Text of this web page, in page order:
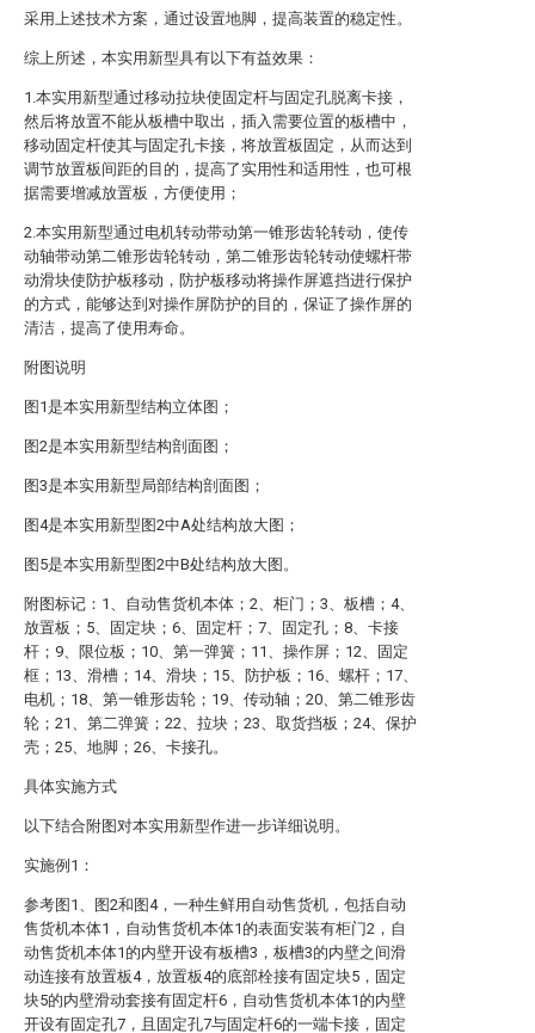
采用上述技术方案，通过设置地脚，提高装置的稳定性。
综上所述，本实用新型具有以下有益效果：
1.本实用新型通过移动拉块使固定杆与固定孔脱离卡接，
然后将放置不能从板槽中取出，插入需要位置的板槽中，
移动固定杆使其与固定孔卡接，将放置板固定，从而达到
调节放置板间距的目的，提高了实用性和适用性，也可根
据需要增减放置板，方便使用；
2.本实用新型通过电机转动带动第一锥形齿轮转动，使传
动轴带动第二锥形齿轮转动，第二锥形齿轮转动使螺杆带
动滑块使防护板移动，防护板移动将操作屏遮挡进行保护
的方式，能够达到对操作屏防护的目的，保证了操作屏的
清洁，提高了使用寿命。
附图说明
图1是本实用新型结构立体图；
图2是本实用新型结构剖面图；
图3是本实用新型局部结构剖面图；
图4是本实用新型图2中A处结构放大图；
图5是本实用新型图2中B处结构放大图。
附图标记：1、自动售货机本体；2、柜门；3、板槽；4、
放置板；5、固定块；6、固定杆；7、固定孔；8、卡接
杆；9、限位板；10、第一弹簧；11、操作屏；12、固定
框；13、滑槽；14、滑块；15、防护板；16、螺杆；17、
电机；18、第一锥形齿轮；19、传动轴；20、第二锥形齿
轮；21、第二弹簧；22、拉块；23、取货挡板；24、保护
壳；25、地脚；26、卡接孔。
具体实施方式
以下结合附图对本实用新型作进一步详细说明。
实施例1：
参考图1、图2和图4，一种生鲜用自动售货机，包括自动
售货机本体1，自动售货机本体1的表面安装有柜门2，自
动售货机本体1的内壁开设有板槽3，板槽3的内壁之间滑
动连接有放置板4，放置板4的底部栓接有固定块5，固定
块5的内壁滑动套接有固定杆6，自动售货机本体1的内壁
开设有固定孔7，且固定孔7与固定杆6的一端卡接，固定